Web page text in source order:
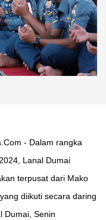
- Dalam rangka
Lanal Dumai
terpusat dari Mako
diikuti secara daring
Dumai, Senin